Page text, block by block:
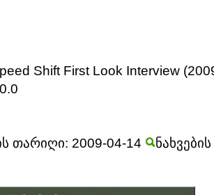
Shift First Look Interview
თარიღი: 2009-04-14